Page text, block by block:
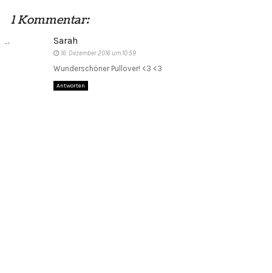
1 Kommentar:
Sarah
16. Dezember 2016 um 10:59
Wunderschöner Pullover! <3 <3
Antworten